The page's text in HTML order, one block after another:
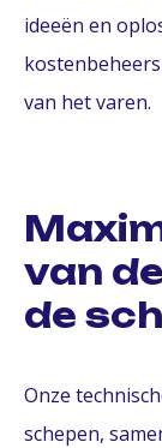
ideeën en
van het varen.
van
de
Onze
schepen,